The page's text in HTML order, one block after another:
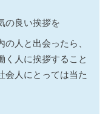
の良い挨拶を
人と出会ったら、
く人に挨拶すること
会人にとっては当た